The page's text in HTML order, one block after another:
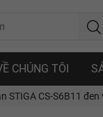
CHÚNG TÔI
STIGA CS-S6B11 đen